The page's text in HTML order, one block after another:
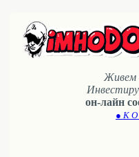
Живем
он-лайн
● К